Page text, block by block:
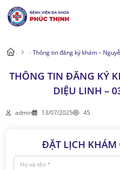
. -Thông tin đăng ký khám –
THÔNG TIN ĐĂNG KÝ
DIỆU LINH –
admin 13/07/2025 45
ĐẶT LỊCH KHÁM